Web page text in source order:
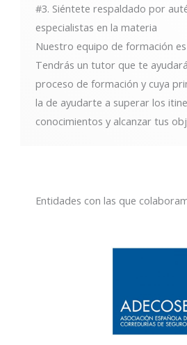
#3. Siéntete respaldado por
especialistas en la materia
Nuestro equipo de formación
Tendrás un tutor que te
proceso de formación y cuya
la de ayudarte a superar los
conocimientos y alcanzar tus
Entidades con las que